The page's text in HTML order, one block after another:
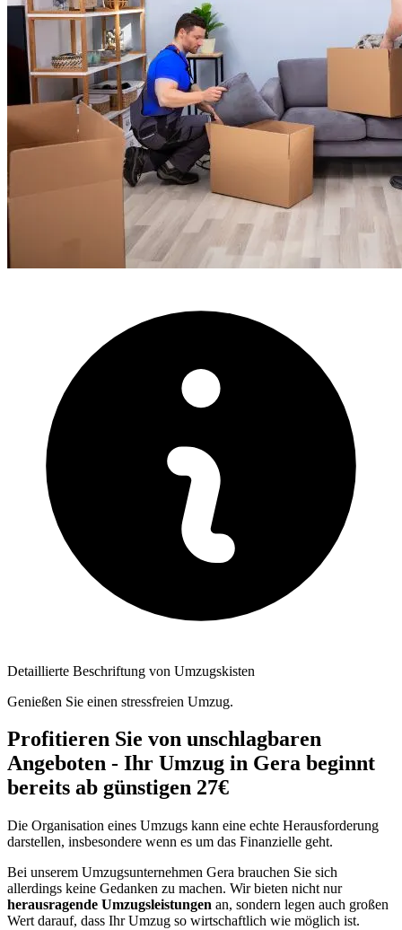
Detaillierte Beschriftung von Umzugskisten
Genießen Sie einen stressfreien Umzug.
Profitieren Sie von unschlagbaren
Angeboten - Ihr Umzug in Gera beginnt
bereits ab günstigen 27€
Die Organisation eines Umzugs kann eine echte Herausforderung
darstellen, insbesondere wenn es um das Finanzielle geht.
Bei unserem Umzugsunternehmen Gera brauchen Sie sich
allerdings keine Gedanken zu machen. Wir bieten nicht nur
herausragende Umzugsleistungen an, sondern legen auch großen
Wert darauf, dass Ihr Umzug so wirtschaftlich wie möglich ist.